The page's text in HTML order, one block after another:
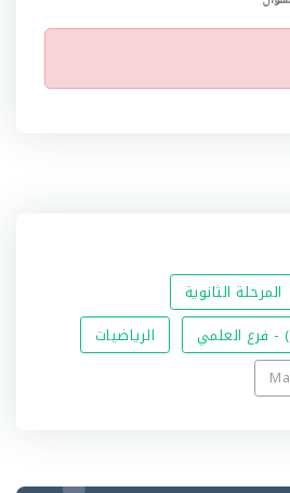
المرحلة الثانوية
) - فرع العلمي
الرياضيات